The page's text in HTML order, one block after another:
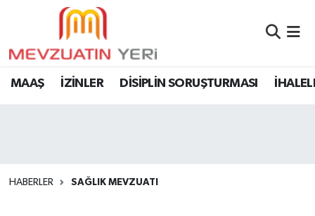
MAAŞ İZİNLER DİSİPLİN SORUŞTURMASI
HABERLER SAĞLIK MEVZUATI